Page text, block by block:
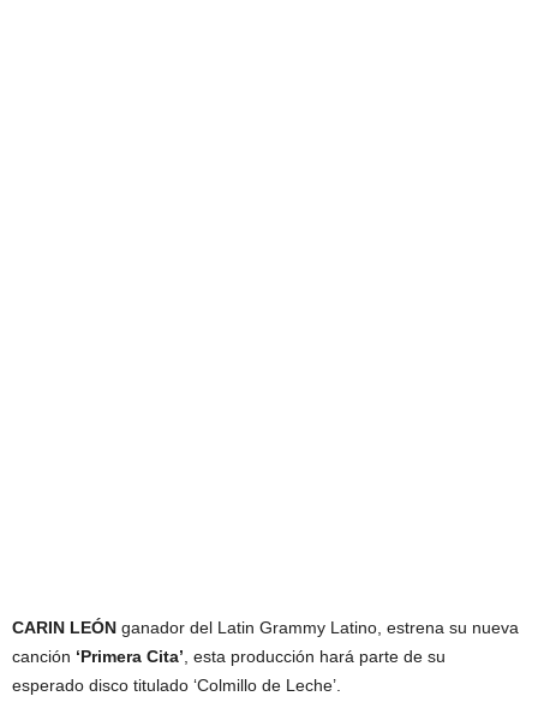
CARIN LEÓN ganador del Latin Grammy Latino, estrena su nueva
canción ‘Primera Cita’ , esta producción hará parte de su
esperado disco titulado ‘Colmillo de Leche’.